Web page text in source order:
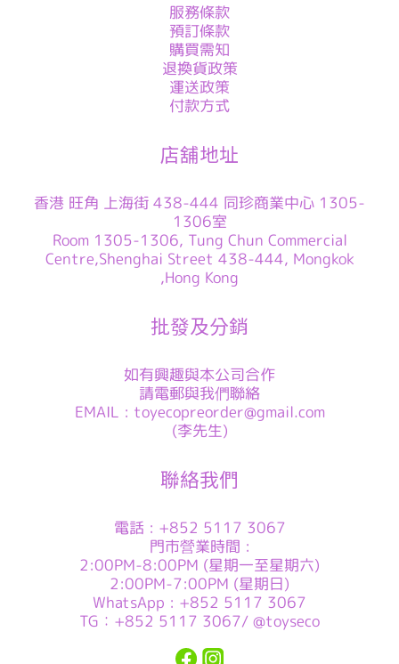
服務條款
預訂條款
購買需知
退換貨政策
運送政策
付款方式
店舖地址
香港 旺角 上海街 438-444 同珍商業中心 1305-
1306室
Room 1305-1306, Tung Chun Commercial
Centre,Shenghai Street 438-444, Mongkok
,Hong Kong
批發及分銷
如有興趣與本公司合作
請電郵與我們聯絡
EMAIL : toyecopreorder@gmail.com
(李先生)
聯絡我們
電話 : +852 5117 3067
門市營業時間 :
2:00PM-8:00PM (星期一至星期六)
2:00PM-7:00PM (星期日)
WhatsApp : +852 5117 3067
TG：+852 5117 3067/ @toyseco